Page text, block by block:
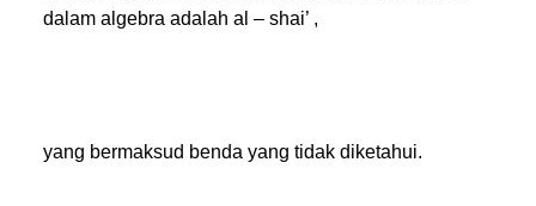
dalam algebra adalah al – shai’ ,
yang bermaksud benda yang tidak diketahui.